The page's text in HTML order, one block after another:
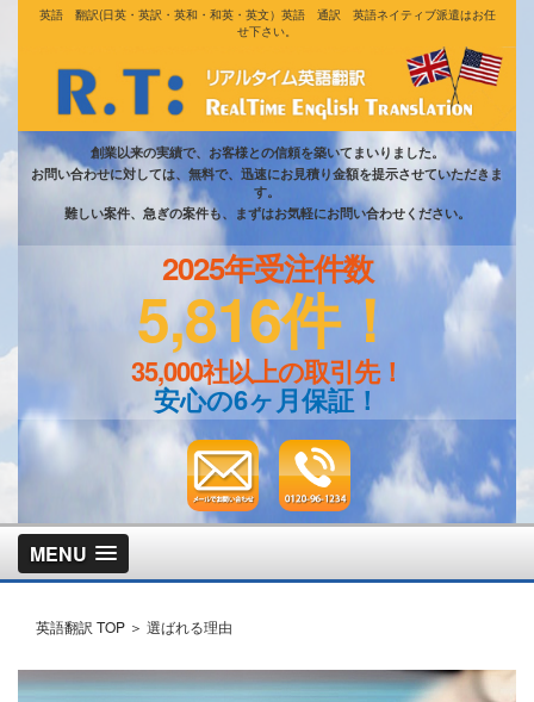
英語 翻訳(日英・英訳・英和・和英・英文）英語 通訳 英語ネイティブ派遣はお任
せ下さい。
創業以来の実績で、お客様との信頼を築いてまいりました。
お問い合わせに対しては、無料で、迅速にお見積り金額を提示させていただきま
す。
難しい案件、急ぎの案件も、まずはお気軽にお問い合わせください。
2025年受注件数
5,816件！
35,000社以上の取引先！
安心の6ヶ月保証！
MENU
英語翻訳 TOP ＞ 選ばれる理由